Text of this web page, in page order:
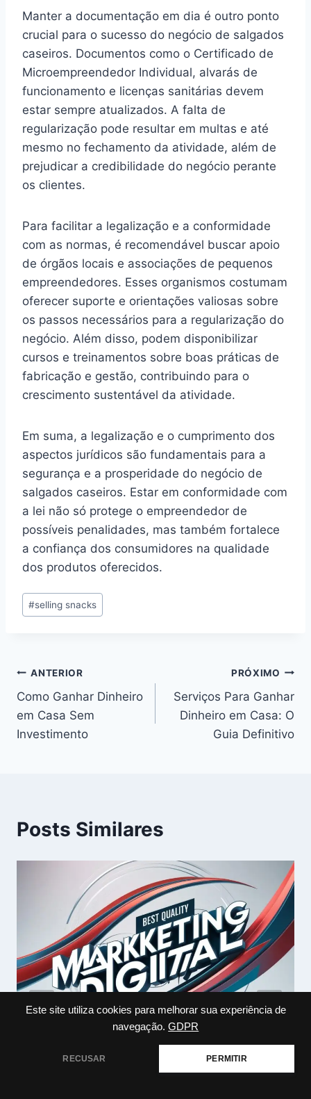
Este site utiliza cookies para melhorar sua experiência de
navegação. GDPR
RECUSAR PERMITIR
Manter a documentação em dia é outro ponto
crucial para o sucesso do negócio de salgados
caseiros. Documentos como o Certificado de
Microempreendedor Individual, alvarás de
funcionamento e licenças sanitárias devem
estar sempre atualizados. A falta de
regularização pode resultar em multas e até
mesmo no fechamento da atividade, além de
prejudicar a credibilidade do negócio perante
os clientes.
Para facilitar a legalização e a conformidade
com as normas, é recomendável buscar apoio
de órgãos locais e associações de pequenos
empreendedores. Esses organismos costumam
oferecer suporte e orientações valiosas sobre
os passos necessários para a regularização do
negócio. Além disso, podem disponibilizar
cursos e treinamentos sobre boas práticas de
fabricação e gestão, contribuindo para o
crescimento sustentável da atividade.
Em suma, a legalização e o cumprimento dos
aspectos jurídicos são fundamentais para a
segurança e a prosperidade do negócio de
salgados caseiros. Estar em conformidade com
a lei não só protege o empreendedor de
possíveis penalidades, mas também fortalece
a confiança dos consumidores na qualidade
dos produtos oferecidos.
Tags
do
#selling snacks
Navegação
de
Post
ANTERIOR
Como Ganhar Dinheiro
em Casa Sem
Investimento
PRÓXIMO
Serviços Para Ganhar
Dinheiro em Casa: O
Guia Definitivo
Posts Similares
O Que Colocar no MEI para